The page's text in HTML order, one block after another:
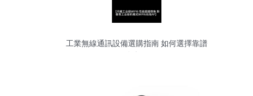
工業無線通訊設備選購指南 如何選擇靠譜